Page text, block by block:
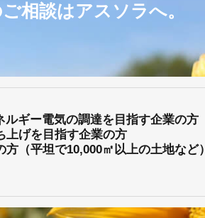
相談はアスソラへ。
ギー電気の調達を目指す企業の方
上げを目指す企業の方
（平坦で10,000㎡以上の土地など）